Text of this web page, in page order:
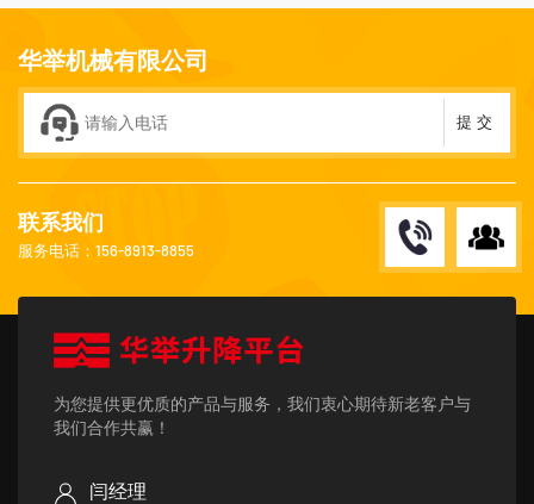
华举机械有限公司
提 交
联系我们
服务电话：156-8913-8855
为您提供更优质的产品与服务，我们衷心期待新老客户与
我们合作共赢！
闫经理